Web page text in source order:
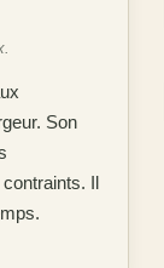
Son
Il